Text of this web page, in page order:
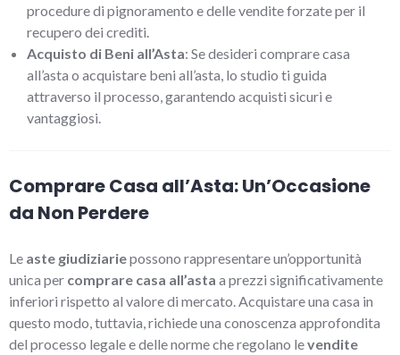
procedure di pignoramento e delle vendite forzate per il
recupero dei crediti.
Acquisto di Beni all’Asta: Se desideri comprare casa
all’asta o acquistare beni all’asta, lo studio ti guida
attraverso il processo, garantendo acquisti sicuri e
vantaggiosi.
Comprare Casa all’Asta: Un’Occasione
da Non Perdere
Le aste giudiziariepossono rappresentare un’opportunità
unica per comprare casa all’asta a prezzi significativamente
inferiori rispetto al valore di mercato. Acquistare una casa in
questo modo, tuttavia, richiede una conoscenza approfondita
del processo legale e delle norme che regolano levendite